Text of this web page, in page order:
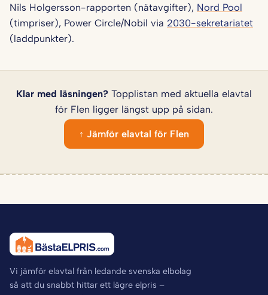
Nils Holgersson-rapporten (nätavgifter), Nord Pool
(timpriser), Power Circle/Nobil via 2030-sekretariatet
(laddpunkter).
Klar med läsningen? Topplistan med aktuella elavtal
för Flen ligger längst upp på sidan.
↑ Jämför elavtal för Flen
Vi jämför elavtal från ledande svenska elbolag
så att du snabbt hittar ett lägre elpris –